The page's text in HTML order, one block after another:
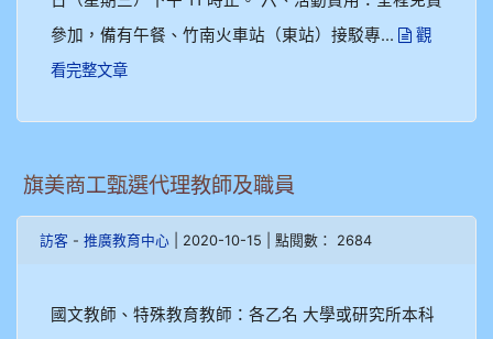
參加，備有午餐、竹南火車站（東站）接駁專...
觀
看完整文章
旗美商工甄選代理教師及職員
訪客 - 推廣教育中心 | 2020-10-15 | 點閱數： 2684
國文教師、特殊教育教師：各乙名 大學或研究所本科